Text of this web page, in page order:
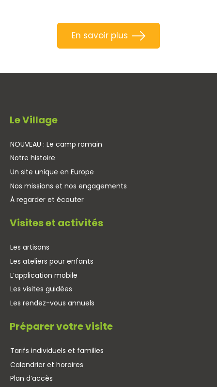
En savoir plus
Le Village
NOUVEAU : Le camp romain
Notre histoire
Un site unique en Europe
Nos missions et nos engagements
À regarder et écouter
Visites et activités
Les artisans
Les ateliers pour enfants
L’application mobile
Les visites guidées
Les rendez-vous annuels
Préparer votre visite
Tarifs individuels et familles
Calendrier et horaires
Plan d’accès